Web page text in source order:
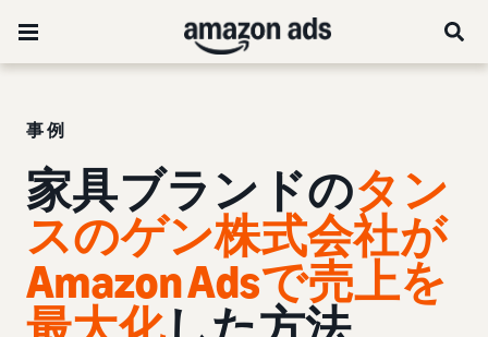
事例
家具ブランドのタン
スのゲン株式会社が
Amazon Adsで売上を